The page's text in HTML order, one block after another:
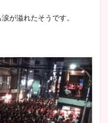
が溢れたそうです。